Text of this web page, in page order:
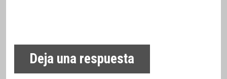
Deja una respuesta